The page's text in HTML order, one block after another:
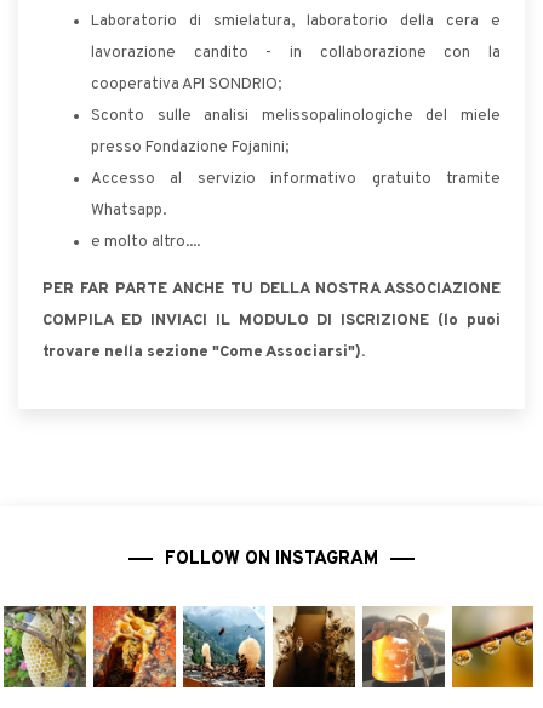
Laboratorio di smielatura, laboratorio della cera e
lavorazione candito - in collaborazione con la
cooperativa API SONDRIO;
Sconto sulle analisi melissopalinologiche del miele
presso Fondazione Fojanini;
Accesso al servizio informativo gratuito tramite
Whatsapp.
e molto altro....
PER FAR PARTE ANCHE TU DELLA NOSTRA ASSOCIAZIONE
COMPILA ED INVIACI IL MODULO DI ISCRIZIONE (lo puoi
trovare nella sezione "Come Associarsi").
FOLLOW ON INSTAGRAM